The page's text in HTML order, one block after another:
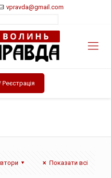
vpravda@gmail.com
Реєстрація
Показати всі